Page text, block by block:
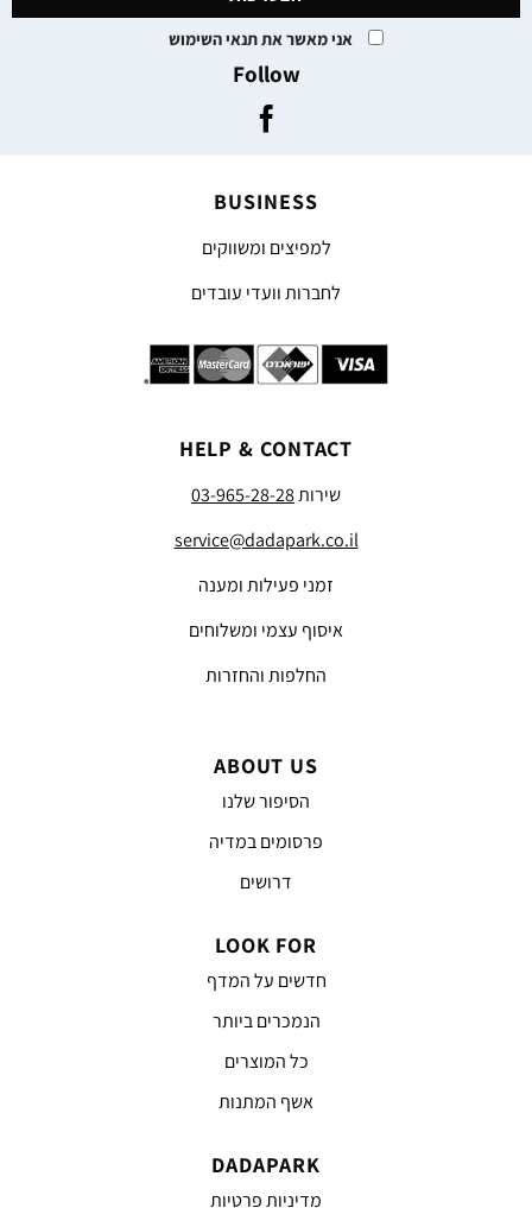
אני מאשר את תנאי השימוש
Follow
BUSINESS
למפיצים ומשווקים
לחברות וועדי עובדים
HELP & CONTACT
שירות03-965-28-28
service@dadapark.co.il
זמני פעילות ומענה
איסוף עצמי ומשלוחים
החלפות והחזרות
ABOUT US
הסיפור שלנו
פרסומים במדיה
דרושים
LOOK FOR
חדשים על המדף
הנמכרים ביותר
כל המוצרים
אשף המתנות
DADAPARK
מדיניות פרטיות